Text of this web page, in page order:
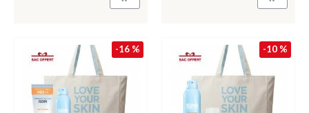
-16 % -10 %